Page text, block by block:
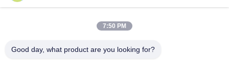
intelligent anti-écrasement
7:50 PM
Good day, what product are you looking for?